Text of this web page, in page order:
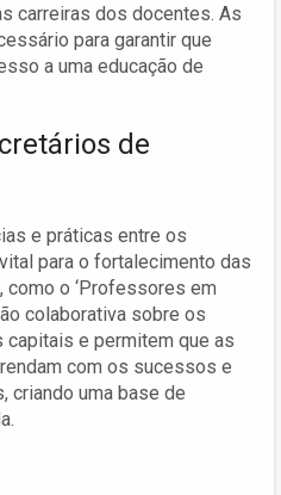
carreiras dos docentes. As
para garantir que
a uma educação de
de
e práticas entre os
para o fortalecimento das
como o ‘Professores em
colaborativa sobre os
e permitem que as
com os sucessos e
criando uma base de